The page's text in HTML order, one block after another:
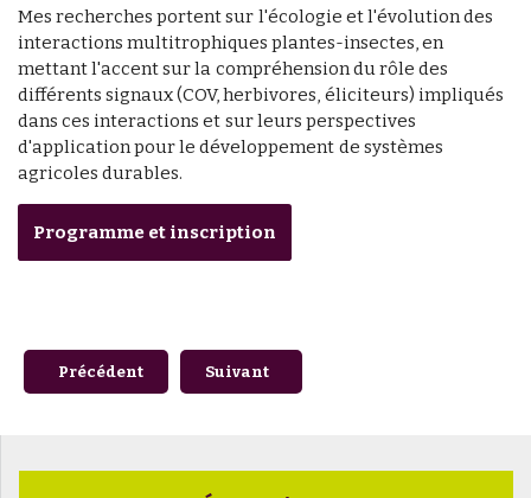
Mes recherches portent sur l'écologie et l'évolution des
interactions multitrophiques plantes-insectes, en
mettant l'accent sur la compréhension du rôle des
différents signaux (COV, herbivores, éliciteurs) impliqués
dans ces interactions et sur leurs perspectives
d'application pour le développement de systèmes
agricoles durables.
Programme et inscription
Article précédent : Retour en images sur la visite de la
Précédent Article suivant : Le MIB, Equipe
Suivant